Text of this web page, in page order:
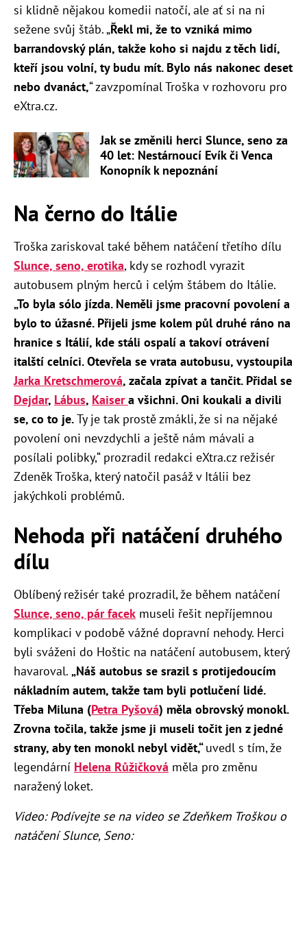
si klidně nějakou komedii natočí, ale ať si na ni
sežene svůj štáb. „Řekl mi, že to vzniká mimo
barrandovský plán, takže koho si najdu z těch lidí,
kteří jsou volní, ty budu mít. Bylo nás nakonec deset
nebo dvanáct,“ zavzpomínal Troška v rozhovoru pro
eXtra.cz.
Jak se změnili herci Slunce, seno za
40 let: Nestárnoucí Evík či Venca
Konopník k nepoznání
Na černo do Itálie
Troška zariskoval také během natáčení třetího dílu
Slunce, seno, erotika, kdy se rozhodl vyrazit
autobusem plným herců i celým štábem do Itálie.
„To byla sólo jízda. Neměli jsme pracovní povolení a
bylo to úžasné. Přijeli jsme kolem půl druhé ráno na
hranice s Itálií, kde stáli ospalí a takoví otrávení
italští celníci. Otevřela se vrata autobusu, vystoupila
Jarka Kretschmerová, začala zpívat a tančit. Přidal se
Dejdar, Lábus, Kaisera všichni. Oni koukali a divili
se, co to je.Ty je tak prostě zmákli, že si na nějaké
povolení oni nevzdychli a ještě nám mávali a
posílali polibky,“ prozradil redakci eXtra.cz režisér
Zdeněk Troška, který natočil pasáž v Itálii bez
jakýchkoli problémů.
Nehoda při natáčení druhého
dílu
Oblíbený režisér také prozradil, že během natáčení
Slunce, seno, pár facek museli řešit nepříjemnou
komplikaci v podobě vážné dopravní nehody. Herci
byli sváženi do Hoštic na natáčení autobusem, který
havaroval. „Náš autobus se srazil s protijedoucím
nákladním autem, takže tam byli potlučení lidé.
Třeba Miluna (Petra Pyšová) měla obrovský monokl.
Zrovna točila, takže jsme ji museli točit jen z jedné
strany, aby ten monokl nebyl vidět,“uvedl s tím, že
legendární Helena Růžičková měla pro změnu
naražený loket.
Video: Podívejte se na video se Zdeňkem Troškou o
natáčení Slunce, Seno: